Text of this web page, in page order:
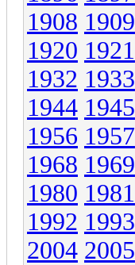
1908 1909
1920 1921
1932 1933
1944 1945
1956 1957
1968 1969
1980 1981
1992 1993
2004 2005